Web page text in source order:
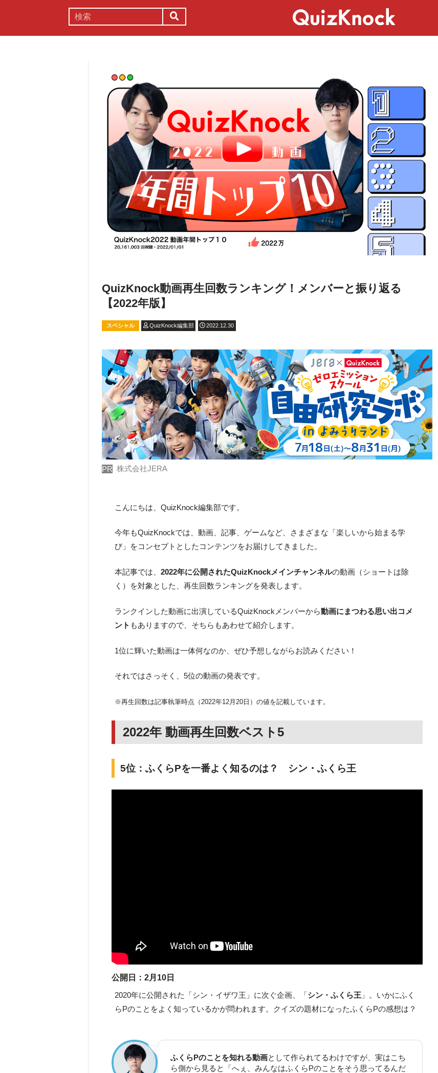
QuizKnock動画再生回数ランキング！メンバーと振り返る
【2022年版】
スペシャル QuizKnock編集部 2022.12.30
PR 株式会社JERA
こんにちは、QuizKnock編集部です。
今年もQuizKnockでは、動画、記事、ゲームなど、さまざまな「楽しいから始まる学
び」をコンセプトとしたコンテンツをお届けしてきました。
本記事では、2022年に公開されたQuizKnockメインチャンネルの動画（ショートは除
く）を対象とした、再生回数ランキングを発表します。
ランクインした動画に出演しているQuizKnockメンバーから動画にまつわる思い出コメ
ント もありますので、そちらもあわせて紹介します。
1位に輝いた動画は一体何なのか、ぜひ予想しながらお読みください！
それではさっそく、5位の動画の発表です。
※再生回数は記事執筆時点（2022年12月20日）の値を記載しています。
2022年 動画再生回数ベスト5
5位：ふくらPを一番よく知るのは？ シン・ふくら王
公開日：2月10日
2020年に公開された「シン・イザワ王」に次ぐ企画、「シン・ふくら王 」。いかにふく
らPのことをよく知っているかが問われます。クイズの題材になったふくらPの感想は？
ふくらPのことを知れる動画として作られてるわけですが、実はこち
ら側から見ると「へぇ、みんなはふくらPのことをそう思ってるんだ